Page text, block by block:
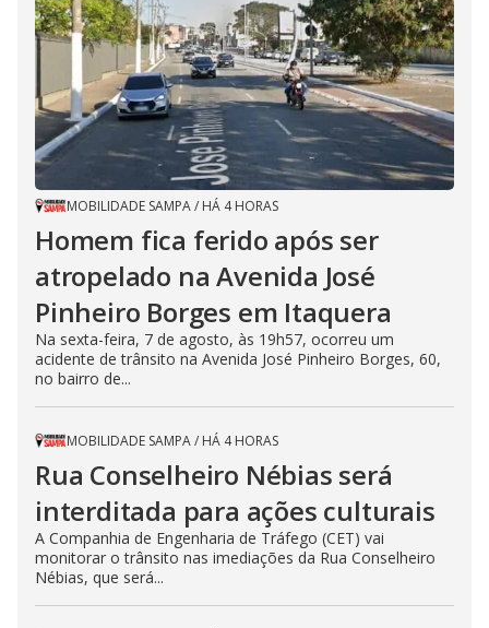
MOBILIDADE SAMPA/ HÁ 4 HORAS
Homem fica ferido após ser
atropelado na Avenida José
Pinheiro Borges em Itaquera
Na sexta-feira, 7 de agosto, às 19h57, ocorreu um
acidente de trânsito na Avenida José Pinheiro Borges, 60,
no bairro de...
MOBILIDADE SAMPA/ HÁ 4 HORAS
Rua Conselheiro Nébias será
interditada para ações culturais
A Companhia de Engenharia de Tráfego (CET) vai
monitorar o trânsito nas imediações da Rua Conselheiro
Nébias, que será...